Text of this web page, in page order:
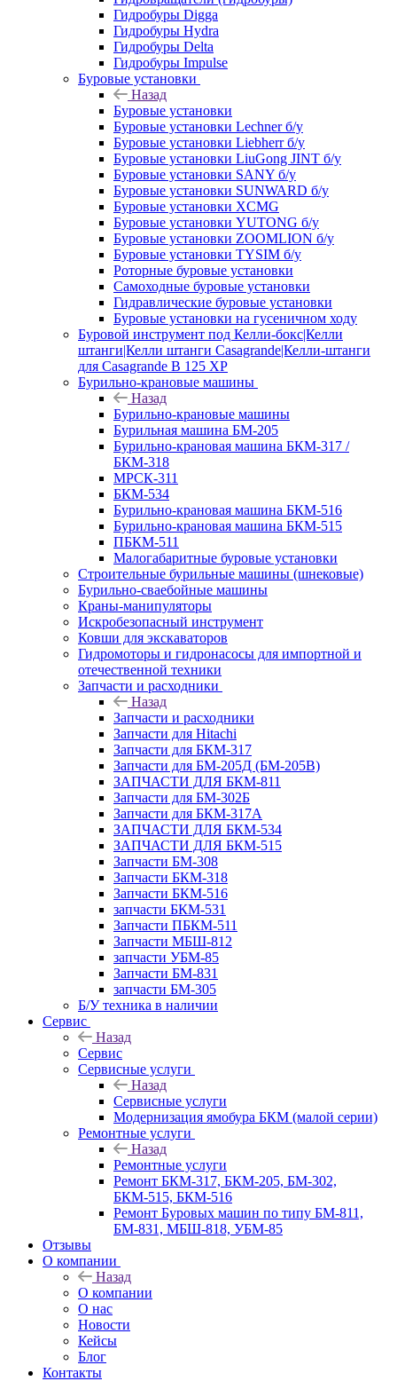
Гидробуры Digga
Гидробуры Hydra
Гидробуры Delta
Гидробуры Impulse
Буровые установки
Назад
Буровые установки
Буровые установки Lechner б/у
Буровые установки Liebherr б/у
Буровые установки LiuGong JINT б/у
Буровые установки SANY б/у
Буровые установки SUNWARD б/у
Буровые установки XCMG
Буровые установки YUTONG б/у
Буровые установки ZOOMLION б/у
Буровые установки TYSIM б/у
Роторные буровые установки
Самоходные буровые установки
Гидравлические буровые установки
Буровые установки на гусеничном ходу
Буровой инструмент под Келли-бокс|Келли
штанги|Келли штанги Casagrande|Келли-штанги
для Casagrande B 125 XP
Бурильно-крановые машины
Назад
Бурильно-крановые машины
Бурильная машина БМ-205
Бурильно-крановая машина БКМ-317 /
БКМ-318
МРСК-311
БКМ-534
Бурильно-крановая машина БКМ-516
Бурильно-крановая машина БКМ-515
ПБКМ-511
Малогабаритные буровые установки
Строительные бурильные машины (шнековые)
Бурильно-сваебойные машины
Краны-манипуляторы
Искробезопасный инструмент
Ковши для экскаваторов
Гидромоторы и гидронасосы для импортной и
отечественной техники
Запчасти и расходники
Назад
Запчасти и расходники
Запчасти для Hitachi
Запчасти для БКМ-317
Запчасти для БМ-205Д (БМ-205В)
ЗАПЧАСТИ ДЛЯ БКМ-811
Запчасти для БМ-302Б
Запчасти для БКМ-317А
ЗАПЧАСТИ ДЛЯ БКМ-534
ЗАПЧАСТИ ДЛЯ БКМ-515
Запчасти БМ-308
Запчасти БКМ-318
Запчасти БКМ-516
запчасти БКМ-531
Запчасти ПБКМ-511
Запчасти МБШ-812
запчасти УБМ-85
Запчасти БМ-831
запчасти БМ-305
Б/У техника в наличии
Сервис
Назад
Сервис
Сервисные услуги
Назад
Сервисные услуги
Модернизация ямобура БКМ (малой серии)
Ремонтные услуги
Назад
Ремонтные услуги
Ремонт БКМ-317, БКМ-205, БМ-302,
БКМ-515, БКМ-516
Ремонт Буровых машин по типу БМ-811,
БМ-831, МБШ-818, УБМ-85
Отзывы
О компании
Назад
О компании
О нас
Новости
Кейсы
Блог
Контакты